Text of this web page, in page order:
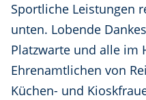
Sportliche Leistungen
unten. Lobende
Platzwarte und alle im
Ehrenamtlichen von
Küchen- und